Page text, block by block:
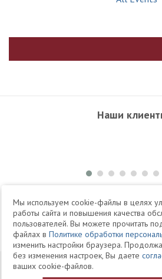
Наши
+7 495 504-
Telegram
© 1994-2026 Юридическая Фирма
Юридические услуги, аудит, офшоры
Мы используем cookie-файлы в целях
работы сайта и повышения качества
пользователей. Вы можете прочитать
файлах вПолитике обработки
изменить настройки браузера.
без изменения настроек, Вы даете
ваших cookie-файлов.